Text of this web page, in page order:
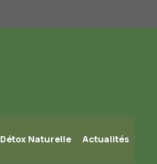
Détox Naturelle Actualités